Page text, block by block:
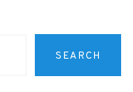
SEARCH